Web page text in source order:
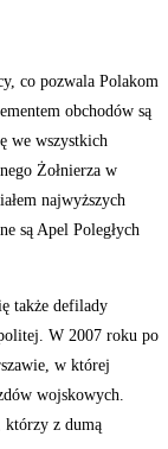
co pozwala Polakom
obchodów są
we wszystkich
Żołnierza w
najwyższych
są Apel Poległych
także defilady
W 2007 roku po
w której
wojskowych.
którzy z dumą